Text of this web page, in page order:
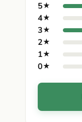
5★
4★
3★
2★
1★
0★